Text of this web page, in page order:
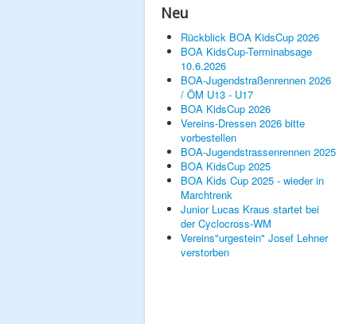
Neu
Rückblick BOA KidsCup 2026
BOA KidsCup-Terminabsage
10.6.2026
BOA-Jugendstraßenrennen 2026
/ ÖM U13 - U17
BOA KidsCup 2026
Vereins-Dressen 2026 bitte
vorbestellen
BOA-Jugendstrassenrennen 2025
BOA KidsCup 2025
BOA Kids Cup 2025 - wieder in
Marchtrenk
Junior Lucas Kraus startet bei
der Cyclocross-WM
Vereins"urgestein" Josef Lehner
verstorben